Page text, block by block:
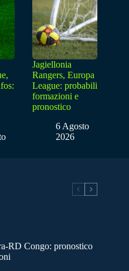
Jagiellonia
Rangers, Europa
League: probabili
formazioni e
pronostico
6 Agosto
2026
RD Congo: pronostico